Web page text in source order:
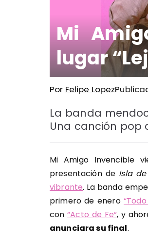
Mi
lugar
Por Felipe Lopez
La banda
Una canción pop
Mi Amigo Invencible
presentación de Isla
vibrante. La banda
primero de enero
con“Acto de Fe”, y
anunciara su final.